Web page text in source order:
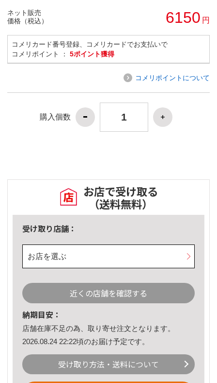
ネット販売
価格（税込）
6150 円
コメリカード番号登録、コメリカードでお支払いで
コメリポイント ： 5ポイント獲得
コメリポイントについて
購入個数
お店で受け取る
（送料無料）
受け取り店舗：
お店を選ぶ
近くの店舗を確認する
納期目安：
店舗在庫不足の為、取り寄せ注文となります。
2026.08.24 22:22頃のお届け予定です。
受け取り方法・送料について